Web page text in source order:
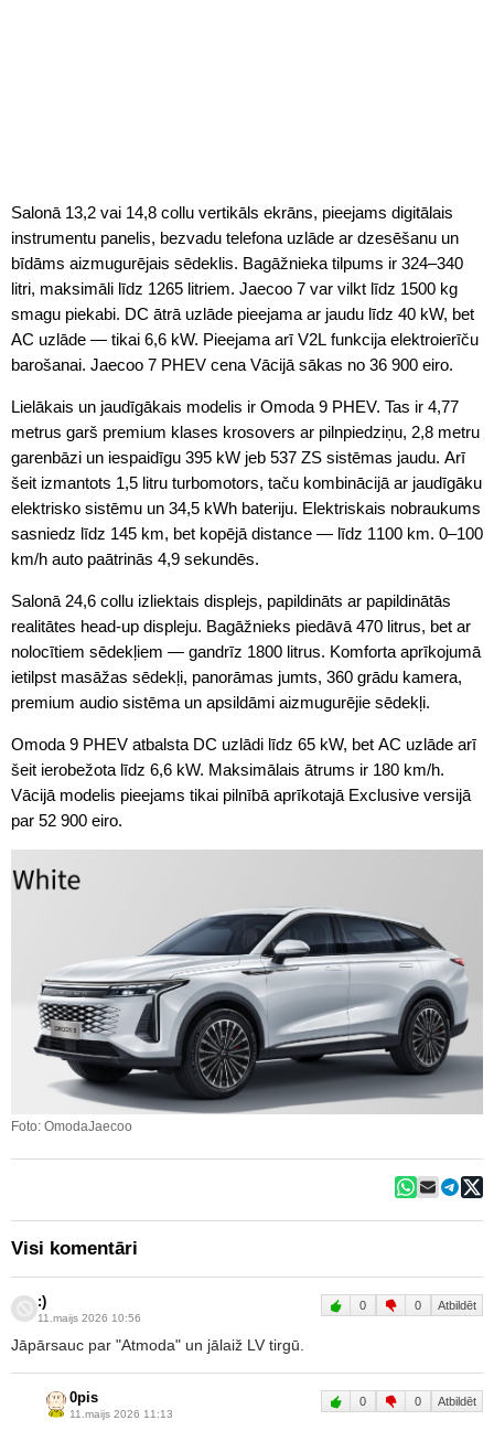
Salonā 13,2 vai 14,8 collu vertikāls ekrāns, pieejams digitālais
instrumentu panelis, bezvadu telefona uzlāde ar dzesēšanu un
bīdāms aizmugurējais sēdeklis. Bagāžnieka tilpums ir 324–340
litri, maksimāli līdz 1265 litriem. Jaecoo 7 var vilkt līdz 1500 kg
smagu piekabi. DC ātrā uzlāde pieejama ar jaudu līdz 40 kW, bet
AC uzlāde — tikai 6,6 kW. Pieejama arī V2L funkcija elektroierīču
barošanai. Jaecoo 7 PHEV cena Vācijā sākas no 36 900 eiro.
Lielākais un jaudīgākais modelis ir Omoda 9 PHEV. Tas ir 4,77
metrus garš premium klases krosovers ar pilnpiedziņu, 2,8 metru
garenbāzi un iespaidīgu 395 kW jeb 537 ZS sistēmas jaudu. Arī
šeit izmantots 1,5 litru turbomotors, taču kombinācijā ar jaudīgāku
elektrisko sistēmu un 34,5 kWh bateriju. Elektriskais nobraukums
sasniedz līdz 145 km, bet kopējā distance — līdz 1100 km. 0–100
km/h auto paātrinās 4,9 sekundēs.
Salonā 24,6 collu izliektais displejs, papildināts ar papildinātās
realitātes head-up displeju. Bagāžnieks piedāvā 470 litrus, bet ar
nolocītiem sēdekļiem — gandrīz 1800 litrus. Komforta aprīkojumā
ietilpst masāžas sēdekļi, panorāmas jumts, 360 grādu kamera,
premium audio sistēma un apsildāmi aizmugurējie sēdekļi.
Omoda 9 PHEV atbalsta DC uzlādi līdz 65 kW, bet AC uzlāde arī
šeit ierobežota līdz 6,6 kW. Maksimālais ātrums ir 180 km/h.
Vācijā modelis pieejams tikai pilnībā aprīkotajā Exclusive versijā
par 52 900 eiro.
Foto: OmodaJaecoo
Visi komentāri
:)
11.maijs 2026 10:56
0 0 Atbildēt
Jāpārsauc par "Atmoda" un jālaiž LV tirgū.
0pis
11.maijs 2026 11:13
0 0 Atbildēt